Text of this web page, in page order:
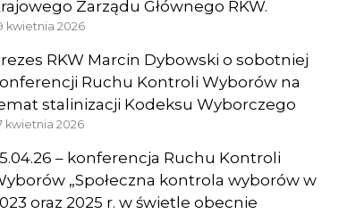
Zarządu Głównego RKW.
kwietnia 2026
RKW Marcin Dybowski o sobotniej
Ruchu Kontroli Wyborów na
stalinizacji Kodeksu Wyborczego
kwietnia 2026
– konferencja Ruchu Kontroli
„Społeczna kontrola wyborów w
oraz 2025 r. w świetle obecnie